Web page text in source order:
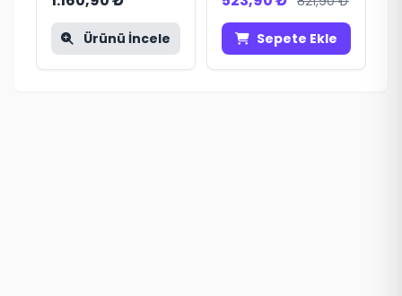
Ürünü İncele
Ayakkabısı 40-41
Sepete Ekle